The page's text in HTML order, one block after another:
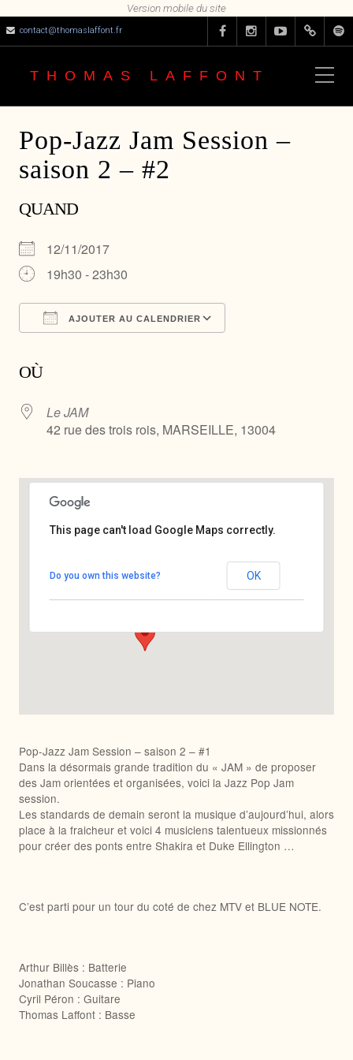
contact@thomaslaffont.fr
THOMAS LAFFONT
Pop-Jazz Jam Session –
saison 2 – #2
QUAND
12/11/2017
19h30 - 23h30
AJOUTER AU CALENDRIER
OÙ
Le JAM
42 rue des trois rois, MARSEILLE, 13004
Voir Évènements
This page can't load Google Maps correctly.
Do you own this website? OK
Pop-Jazz Jam Session – saison 2 – #1
Dans la désormais grande tradition du « JAM » de proposer
des Jam orientées et organisées, voici la Jazz Pop Jam
session.
Les standards de demain seront la musique d’aujourd’hui, alors
place à la fraicheur et voici 4 musiciens talentueux missionnés
pour créer des ponts entre Shakira et Duke Ellington …
C’est parti pour un tour du coté de chez MTV et BLUE NOTE.
Arthur Billès : Batterie
Jonathan Soucasse : Piano
Cyril Péron : Guitare
Thomas Laffont : Basse